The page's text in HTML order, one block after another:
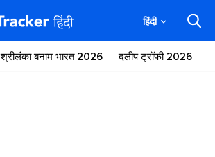
हिंदी
श्रीलंका बनाम भारत 2026 दलीप ट्रॉफी 2026